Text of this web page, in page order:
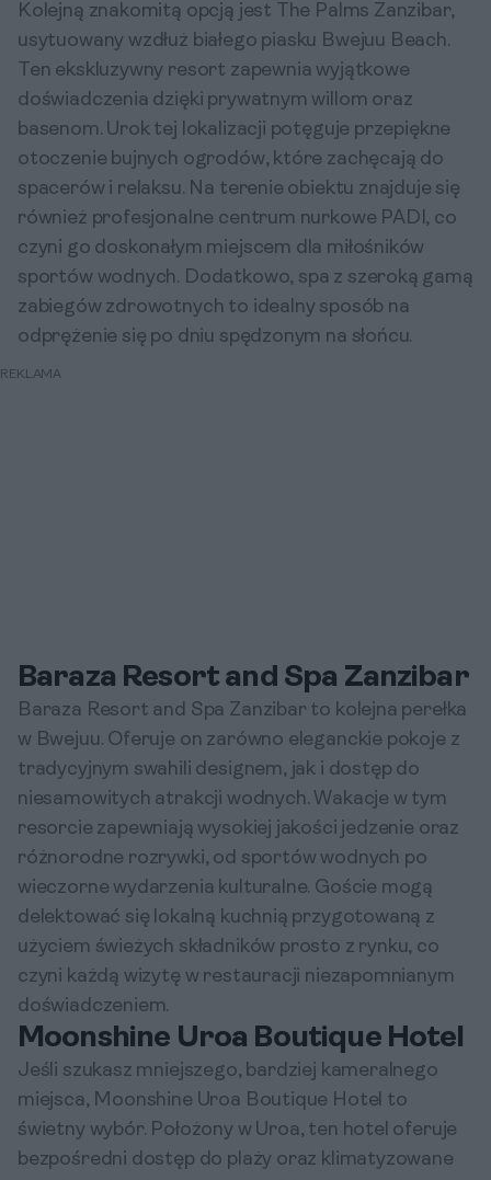
Kolejną znakomitą opcją jest The Palms Zanzibar,
usytuowany wzdłuż białego piasku Bwejuu Beach.
Ten ekskluzywny resort zapewnia wyjątkowe
doświadczenia dzięki prywatnym willom oraz
basenom. Urok tej lokalizacji potęguje przepiękne
otoczenie bujnych ogrodów, które zachęcają do
spacerów i relaksu. Na terenie obiektu znajduje się
również profesjonalne centrum nurkowe PADI, co
czyni go doskonałym miejscem dla miłośników
sportów wodnych. Dodatkowo, spa z szeroką gamą
zabiegów zdrowotnych to idealny sposób na
odprężenie się po dniu spędzonym na słońcu.
REKLAMA
Baraza Resort and Spa Zanzibar
Baraza Resort and Spa Zanzibar to kolejna perełka
w Bwejuu. Oferuje on zarówno eleganckie pokoje z
tradycyjnym swahili designem, jak i dostęp do
niesamowitych atrakcji wodnych. Wakacje w tym
resorcie zapewniają wysokiej jakości jedzenie oraz
różnorodne rozrywki, od sportów wodnych po
wieczorne wydarzenia kulturalne. Goście mogą
delektować się lokalną kuchnią przygotowaną z
użyciem świeżych składników prosto z rynku, co
czyni każdą wizytę w restauracji niezapomnianym
doświadczeniem.
Moonshine Uroa Boutique Hotel
Jeśli szukasz mniejszego, bardziej kameralnego
miejsca, Moonshine Uroa Boutique Hotel to
świetny wybór. Położony w Uroa, ten hotel oferuje
bezpośredni dostęp do plaży oraz klimatyzowane